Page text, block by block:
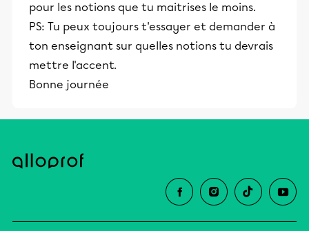
pour les notions que tu maitrises le moins.
PS: Tu peux toujours t'essayer et demander à
ton enseignant sur quelles notions tu devrais
mettre l'accent.
Bonne journée